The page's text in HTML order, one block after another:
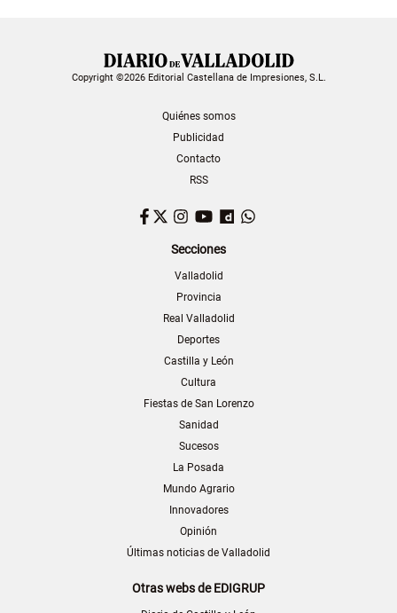
Copyright ©2026 Editorial Castellana de Impresiones, S.L.
Quiénes somos
Publicidad
Contacto
RSS
Facebook
TwitterInstagram
YouTubeDailymotion
Secciones
Valladolid
Provincia
Real Valladolid
Deportes
Castilla y León
Cultura
Fiestas de San Lorenzo
Sanidad
Sucesos
La Posada
Mundo Agrario
Innovadores
Opinión
Últimas noticias de Valladolid
Otras webs de EDIGRUP